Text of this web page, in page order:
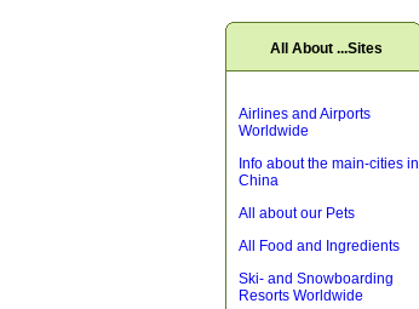
All About ...Sites
Airlines and Airports
Worldwide
Info about the main-cities in
China
All about our Pets
All Food and Ingredients
Ski- and Snowboarding
Resorts Worldwide